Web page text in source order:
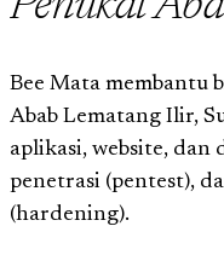
Bee Mata membantu
Abab Lematang Ilir,
aplikasi, website, dan
penetrasi (pentest),
(hardening).